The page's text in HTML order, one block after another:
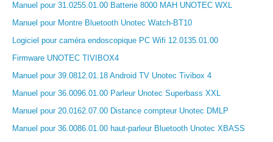
Manuel pour 31.0255.01.00 Batterie 8000 MAH UNOTEC WXL
Manuel pour Montre Bluetooth Unotec Watch-BT10
Logiciel pour caméra endoscopique PC Wifi 12.0135.01.00
Firmware UNOTEC TIVIBOX4
Manuel pour 39.0812.01.18 Android TV Unotec Tivibox 4
Manuel pour 36.0096.01.00 Parleur Unotec Superbass XXL
Manuel pour 20.0162.07.00 Distance compteur Unotec DMLP
Manuel pour 36.0086.01.00 haut-parleur Bluetooth Unotec XBASS